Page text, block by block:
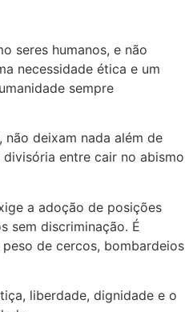
seres humanos, e não
necessidade ética e um
sempre
deixam nada além de
entre cair no abismo
a adoção de posições
sem discriminação. É
de cercos, bombardeios
liberdade, dignidade e o